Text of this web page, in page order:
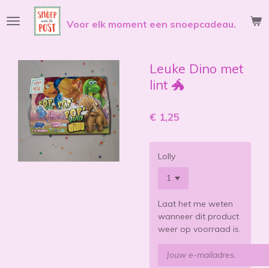
direct
hoofdinhoud
Voor elk moment een snoepcadeau.
Leuke Dino met
lint 🐲
€ 1,25
Lolly
Laat het me weten
wanneer dit product
weer op voorraad is.